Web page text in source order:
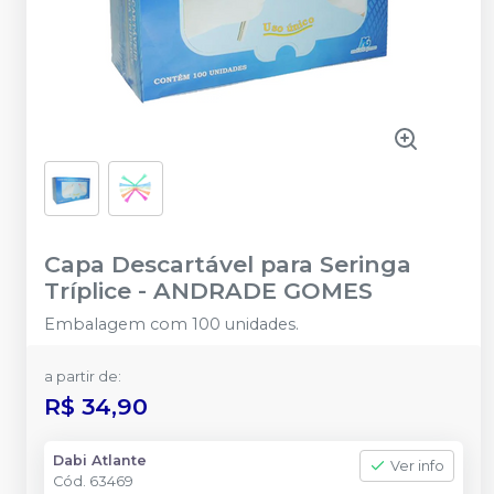
Capa Descartável para Seringa
Tríplice - ANDRADE GOMES
Embalagem com 100 unidades.
a partir de:
R$ 34,90
Dabi Atlante
Cód. 63469
Ver info